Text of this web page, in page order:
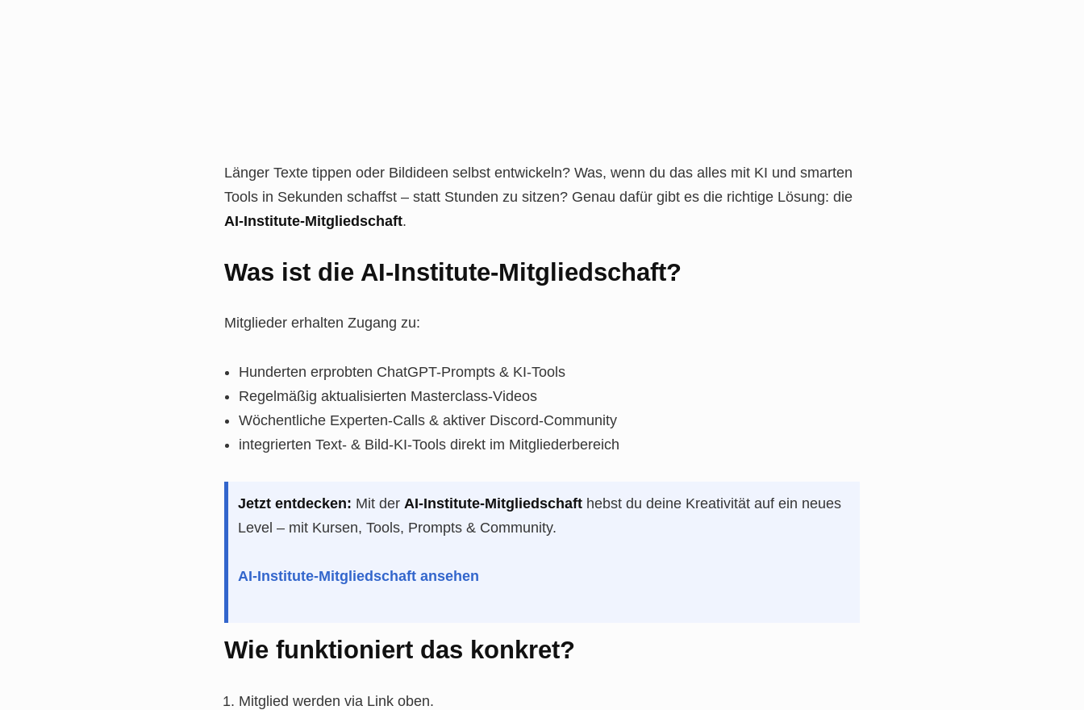
Länger Texte tippen oder Bildideen selbst entwickeln? Was, wenn du das alles mit KI und smarten
Tools in Sekunden schaffst – statt Stunden zu sitzen? Genau dafür gibt es die richtige Lösung: die
AI-Institute-Mitgliedschaft.
Was ist die AI-Institute-Mitgliedschaft?
Mitglieder erhalten Zugang zu:
Hunderten erprobten ChatGPT-Prompts & KI-Tools
Regelmäßig aktualisierten Masterclass-Videos
Wöchentliche Experten-Calls & aktiver Discord-Community
integrierten Text- & Bild-KI-Tools direkt im Mitgliederbereich
Jetzt entdecken: Mit der AI-Institute-Mitgliedschaft hebst du deine Kreativität auf ein neues
Level – mit Kursen, Tools, Prompts & Community.
AI-Institute-Mitgliedschaft ansehen
Wie funktioniert das konkret?
Mitglied werden via Link oben.